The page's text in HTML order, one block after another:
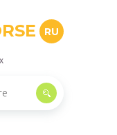
RU